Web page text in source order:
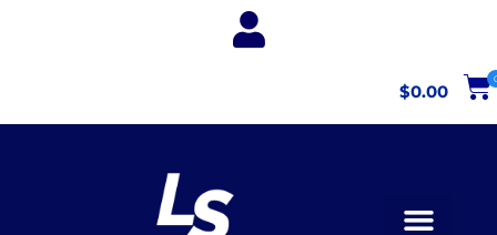
$0.00